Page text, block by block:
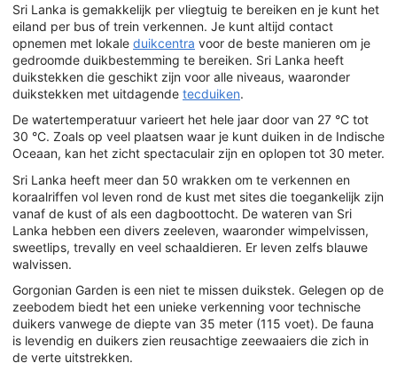
Sri Lanka is gemakkelijk per vliegtuig te bereiken en je kunt het
eiland per bus of trein verkennen. Je kunt altijd contact
opnemen met lokale duikcentra voor de beste manieren om je
gedroomde duikbestemming te bereiken. Sri Lanka heeft
duikstekken die geschikt zijn voor alle niveaus, waaronder
duikstekken met uitdagende tecduiken.
De watertemperatuur varieert het hele jaar door van 27 °C tot
30 °C. Zoals op veel plaatsen waar je kunt duiken in de Indische
Oceaan, kan het zicht spectaculair zijn en oplopen tot 30 meter.
Sri Lanka heeft meer dan 50 wrakken om te verkennen en
koraalriffen vol leven rond de kust met sites die toegankelijk zijn
vanaf de kust of als een dagboottocht. De wateren van Sri
Lanka hebben een divers zeeleven, waaronder wimpelvissen,
sweetlips, trevally en veel schaaldieren. Er leven zelfs blauwe
walvissen.
Gorgonian Garden is een niet te missen duikstek. Gelegen op de
zeebodem biedt het een unieke verkenning voor technische
duikers vanwege de diepte van 35 meter (115 voet). De fauna
is levendig en duikers zien reusachtige zeewaaiers die zich in
de verte uitstrekken.